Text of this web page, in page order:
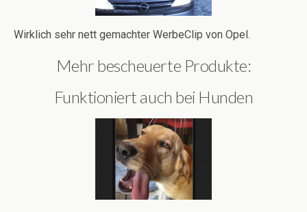
Wirklich sehr nett gemachter WerbeClip von Opel.
Mehr bescheuerte Produkte:
Funktioniert auch bei Hunden